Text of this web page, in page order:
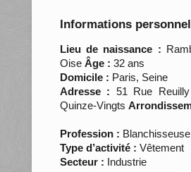
Informations
Lieu de naissance :
OiseÂge : 32 ans
Domicile : Paris, Seine
Adresse : 51 Rue
Quinze-Vingts
Profession : Blanchisseuse
Type d’activité : Vêtement
Secteur : Industrie